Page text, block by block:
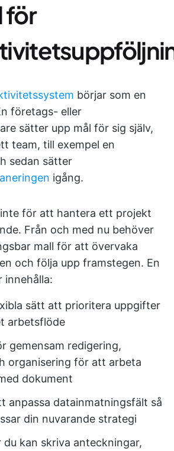
för
börjar som en
företags- eller
sätter upp mål för sig själv,
team, till exempel en
sedan sätter
igång.
för att hantera ett projekt
Från och med nu behöver
mall för att övervaka
och följa upp framstegen. En
innehålla:
sätt att prioritera uppgifter
arbetsflöde
gemensam redigering,
organisering för att arbeta
dokument
anpassa datainmatningsfält så
din nuvarande strategi
du kan skriva anteckningar,